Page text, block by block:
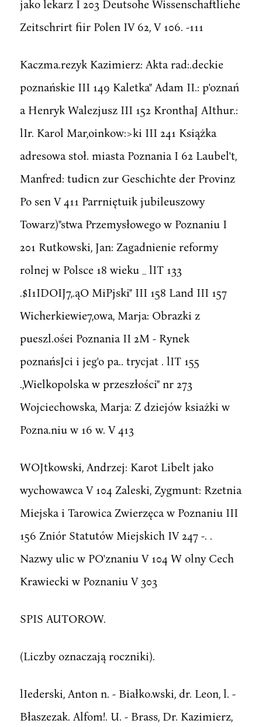
jako lekarz I 203 Deutsohe Wissenschaftliehe
Zeitschrirt fiir Polen IV 62, V 106. -111
Kaczma.rezyk Kazimierz: Akta rad:.deckie
poznańskie III 149 Kaletka" Adam II.: p'oznań
a Henryk Walezjusz III 152 KronthaJ AIthur.:
lIr. Karol Mar,oinkow:>ki III 241 Książka
adresowa stoł. miasta Poznania I 62 Laubel't,
Manfred: tudicn zur Geschichte der Provinz
Po sen V 411 Parrniętuik jubileuszowy
Towarz)"stwa Przemysłowego w Poznaniu I
201 Rutkowski, Jan: Zagadnienie reformy
rolnej w Polsce 18 wieku _ lIT 133
.$I1IDOIJ7,.ąO MiPjski" III 158 Land III 157
Wicherkiewie7,owa, Marja: Obrazki z
pueszl.ośei Poznania II 2M - Rynek
poznańsJci i jeg'o pa.. trycjat . lIT 155
.,Wielkopolska w przeszłości" nr 273
Wojciechowska, Marja: Z dziejów ksiażki w
Pozna.niu w 16 w. V 413
WOJtkowski, Andrzej: Karot Libelt jako
wychowawca V 104 Zaleski, Zygmunt: Rzetnia
Miejska i Tarowica Zwierzęca w Poznaniu III
156 Zniór Statutów Miejskich IV 247 -. .
Nazwy ulic w PO'znaniu V 104 W olny Cech
Krawiecki w Poznaniu V 303
SPIS AUTOROW.
(Liczby oznaczają roczniki).
lIederski, Anton n. - Białko.wski, dr. Leon, l. -
Błaszezak. Alfom!. U. - Brass, Dr. Kazimierz,